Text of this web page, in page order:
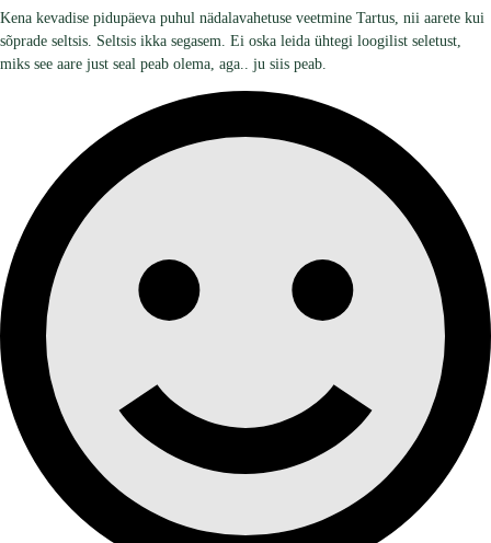
Kena kevadise pidupäeva puhul nädalavahetuse veetmine Tartus, nii aarete kui
sõprade seltsis. Seltsis ikka segasem. Ei oska leida ühtegi loogilist seletust,
miks see aare just seal peab olema, aga.. ju siis peab.